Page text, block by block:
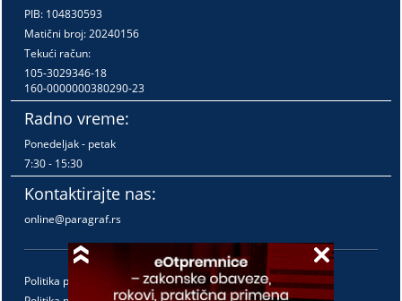
PIB: 104830593
Matični broj: 20240156
Tekući račun:
105-3029346-18
160-0000000380290-23
Radno vreme:
Ponedeljak - petak
7:30 - 15:30
Kontaktirajte nas:
online@paragraf.rs
Politika privatnosti